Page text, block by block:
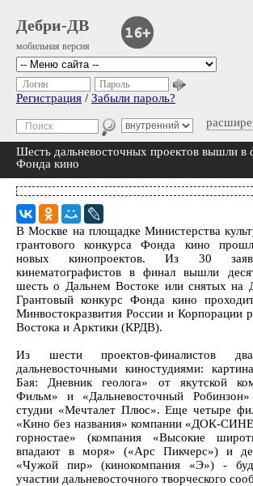
Дебри-ДВ
мобильная версия
Логин Пароль
Регистрация / Забыли пароль?
Шесть дальневосточных проектов вышли в
Фонда кино
В Москве на площадке Министерства
грантового конкурса Фонда кино
новых кинопроектов. Из 30
кинематографистов в финал вышли
шесть о Дальнем Востоке или снятых на
Грантовый конкурс Фонда кино
Минвостокразвития России и Корпорации
Востока и Арктики (КРДВ).
Из шести проектов-финалистов
дальневосточными киностудиями:
Бая: Дневник геолога» от якутской
Фильм» и «Дальневосточный Робинзон»
студии «Мечталет Плюс». Еще четыре
«Кино без названия» компании «ДОК-
горностае» (компания «Высокие
впадают в моря» («Арс Пикчерс») и
«Чужой пир» (кинокомпания «Э») -
участии дальневосточного творческого